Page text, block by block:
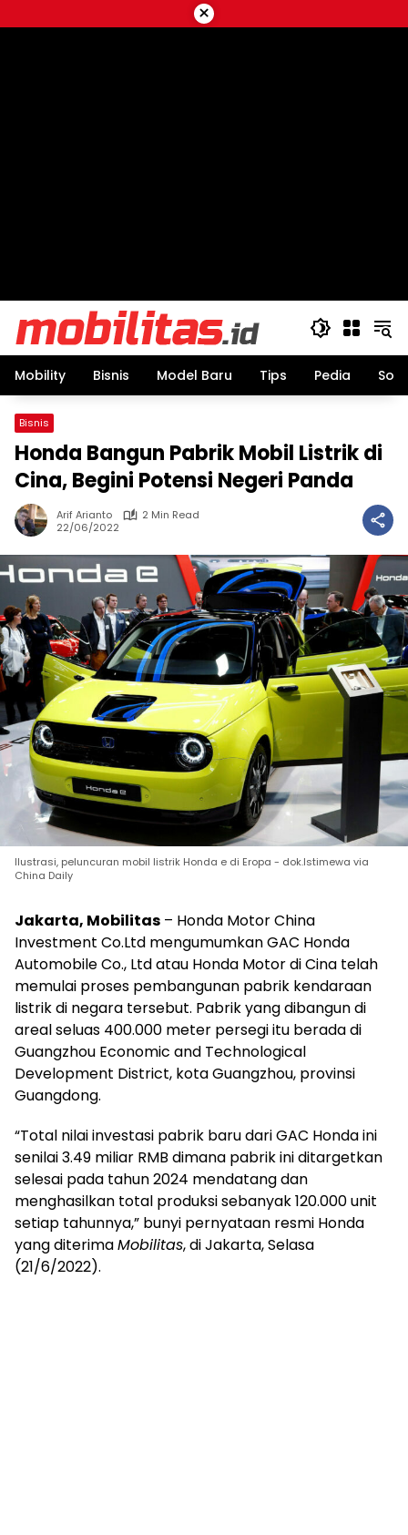
to
×
Mobility Bisnis Model Baru Tips Pedia
Bisnis
Honda Bangun Pabrik Mobil Listrik di
Cina, Begini Potensi Negeri Panda
Arif Arianto
2 Min Read
22/06/2022
Ilustrasi, peluncuran mobil listrik Honda e di Eropa - dok.Istimewa via
China Daily
Jakarta, Mobilitas – Honda Motor China
Investment Co.Ltd mengumumkan GAC Honda
Automobile Co., Ltd atau Honda Motor di Cina telah
memulai proses pembangunan pabrik kendaraan
listrik di negara tersebut. Pabrik yang dibangun di
areal seluas 400.000 meter persegi itu berada di
Guangzhou Economic and Technological
Development District, kota Guangzhou, provinsi
Guangdong.
“Total nilai investasi pabrik baru dari GAC Honda ini
senilai 3.49 miliar RMB dimana pabrik ini ditargetkan
selesai pada tahun 2024 mendatang dan
menghasilkan total produksi sebanyak 120.000 unit
setiap tahunnya,” bunyi pernyataan resmi Honda
yang diterimaMobilitas, di Jakarta, Selasa
(21/6/2022).